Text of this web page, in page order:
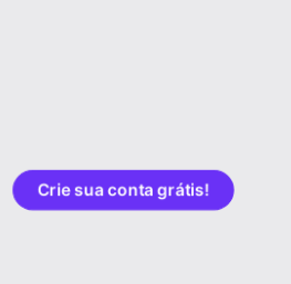
Crie sua conta grátis!